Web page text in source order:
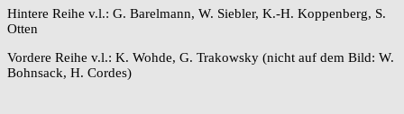
Hintere Reihe v.l.: G. Barelmann, W. Siebler, K.-H. Koppenberg, S.
Otten
Vordere Reihe v.l.: K. Wohde, G. Trakowsky (nicht auf dem Bild: W.
Bohnsack, H. Cordes)